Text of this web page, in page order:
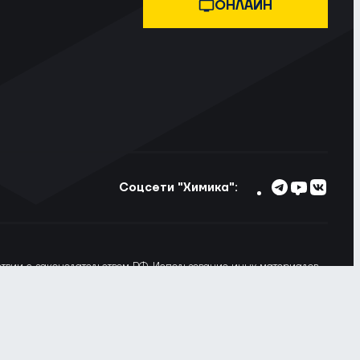
ОНЛАЙН
Соцсети "Химика":
с законодательством РФ. Использование иных материалов